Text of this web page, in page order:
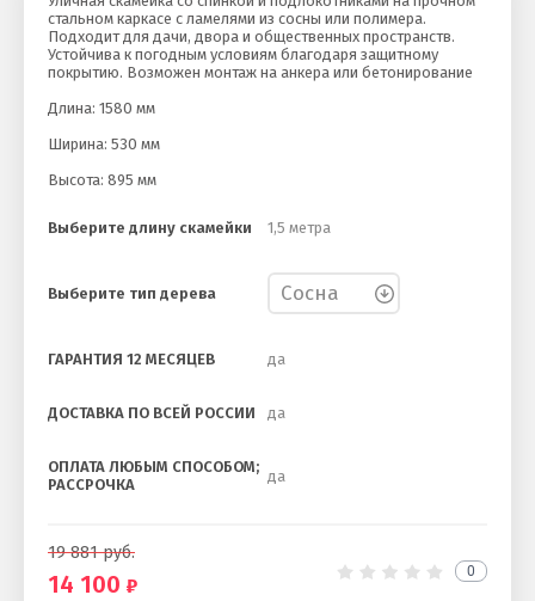
стальном каркасе с ламелями из сосны или полимера.
Подходит для дачи, двора и общественных пространств.
Устойчива к погодным условиям благодаря защитному
покрытию. Возможен монтаж на анкера или бетонирование
Длина: 1580 мм
Ширина: 530 мм
Высота: 895 мм
Выберите длину скамейки 1,5 метра
Выберите тип дерева
ГАРАНТИЯ 12 МЕСЯЦЕВ да
ДОСТАВКА ПО ВСЕЙ РОССИИ да
ОПЛАТА ЛЮБЫМ СПОСОБОМ;
РАССРОЧКА
да
19 881руб.
14 100 0